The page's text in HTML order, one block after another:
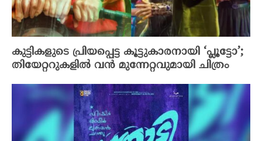
കുട്ടികളുടെ പ്രിയപ്പെട്ട കൂട്ടുകാരനായി ‘പ്ലൂട്ടോ’;
തിയേറ്ററുകളിൽ വൻ മുന്നേറ്റവുമായി ചിത്രം